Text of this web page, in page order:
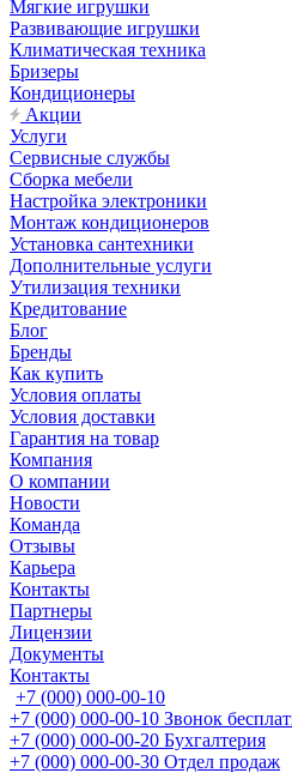
Мягкие игрушки
Развивающие игрушки
Климатическая техника
Бризеры
Кондиционеры
Акции
Услуги
Сервисные службы
Сборка мебели
Настройка электроники
Монтаж кондиционеров
Установка сантехники
Дополнительные услуги
Утилизация техники
Кредитование
Блог
Бренды
Как купить
Условия оплаты
Условия доставки
Гарантия на товар
Компания
О компании
Новости
Команда
Отзывы
Карьера
Контакты
Партнеры
Лицензии
Документы
Контакты
+7 (000) 000-00-10
+7 (000) 000-00-10 Звонок
+7 (000) 000-00-20 Бухгалтерия
+7 (000) 000-00-30 Отдел продаж